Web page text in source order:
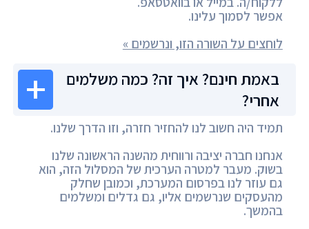
אפשר לסמוך עלינו.
לוחצים על השורה הזו, ונרשמים »
באמת חינם? איך זה? כמה משלמים
אחרי?
תמיד היה חשוב לנו להחזיר חזרה, וזו הדרך שלנו.
אנחנו חברה יציבה ורווחית מהשנה הראשונה שלנו
בשוק. מעבר למטרה הערכית של המסלול הזה, הוא
גם עוזר לנו בפרסום המערכת, וכמובן שחלק
מהעסקים שנרשמים אליו, גם גדלים ומשלמים
בהמשך.